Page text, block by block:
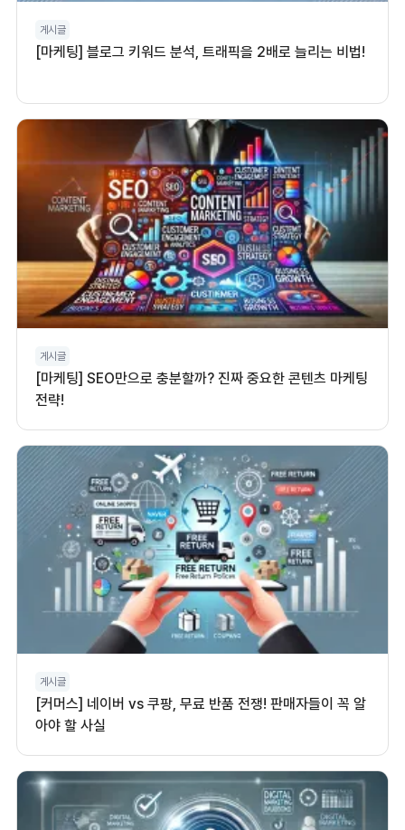
게시글
[마케팅] 블로그 키워드 분석, 트래픽을 2배로 늘리는 비법!
게시글
[마케팅] SEO만으로 충분할까? 진짜 중요한 콘텐츠 마케팅
전략!
게시글
[커머스] 네이버 vs 쿠팡, 무료 반품 전쟁! 판매자들이 꼭 알
아야 할 사실